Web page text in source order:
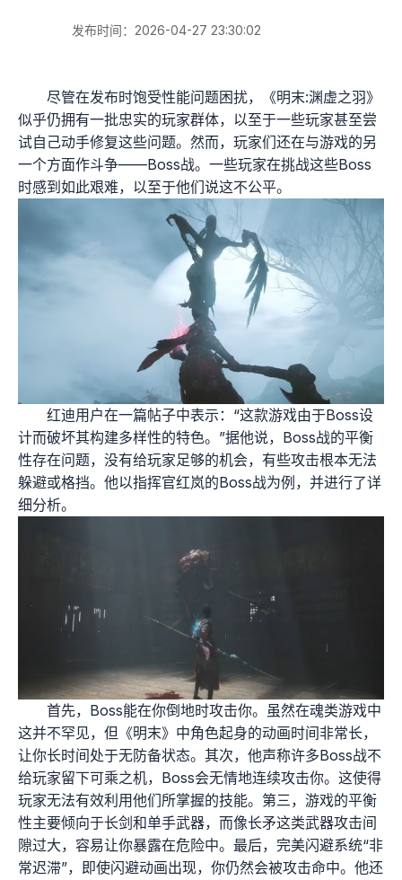
发布时间：2026-04-27 23:30:02
尽管在发布时饱受性能问题困扰，《明末:渊虚之羽》
似乎仍拥有一批忠实的玩家群体，以至于一些玩家甚至尝
试自己动手修复这些问题。然而，玩家们还在与游戏的另
一个方面作斗争——Boss战。一些玩家在挑战这些Boss
时感到如此艰难，以至于他们说这不公平。
红迪用户在一篇帖子中表示：“这款游戏由于Boss设
计而破坏其构建多样性的特色。”据他说，Boss战的平衡
性存在问题，没有给玩家足够的机会，有些攻击根本无法
躲避或格挡。他以指挥官红岚的Boss战为例，并进行了详
细分析。
首先，Boss能在你倒地时攻击你。虽然在魂类游戏中
这并不罕见，但《明末》中角色起身的动画时间非常长，
让你长时间处于无防备状态。其次，他声称许多Boss战不
给玩家留下可乘之机，Boss会无情地连续攻击你。这使得
玩家无法有效利用他们所掌握的技能。第三，游戏的平衡
性主要倾向于长剑和单手武器，而像长矛这类武器攻击间
隙过大，容易让你暴露在危险中。最后，完美闪避系统“非
常迟滞”，即使闪避动画出现，你仍然会被攻击命中。他还